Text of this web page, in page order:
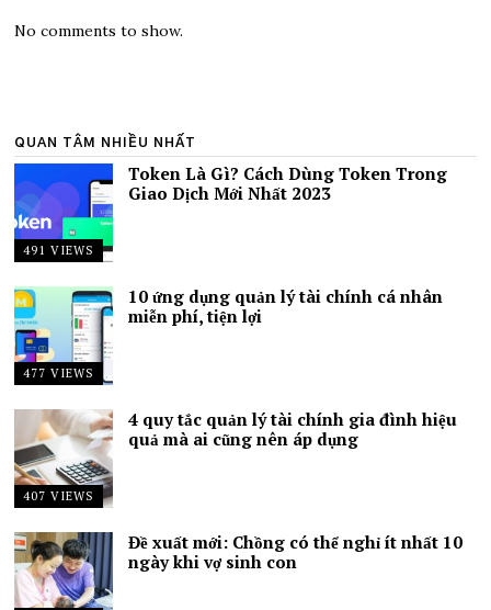
No comments to show.
QUAN TÂM NHIỀU NHẤT
491 VIEWS
Token Là Gì? Cách Dùng Token Trong
Giao Dịch Mới Nhất 2023
477 VIEWS
10 ứng dụng quản lý tài chính cá nhân
miễn phí, tiện lợi
407 VIEWS
4 quy tắc quản lý tài chính gia đình hiệu
quả mà ai cũng nên áp dụng
Đề xuất mới: Chồng có thể nghỉ ít nhất 10
ngày khi vợ sinh con